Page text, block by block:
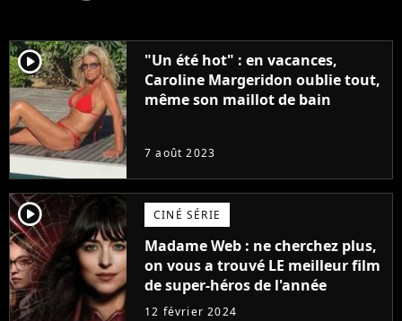
player2
"Un été hot" : en vacances,
Caroline Margeridon oublie tout,
même son maillot de bain
7 août 2023
player2 CINÉ SÉRIE
Madame Web : ne cherchez plus,
on vous a trouvé LE meilleur film
de super-héros de l'année
12 février 2024